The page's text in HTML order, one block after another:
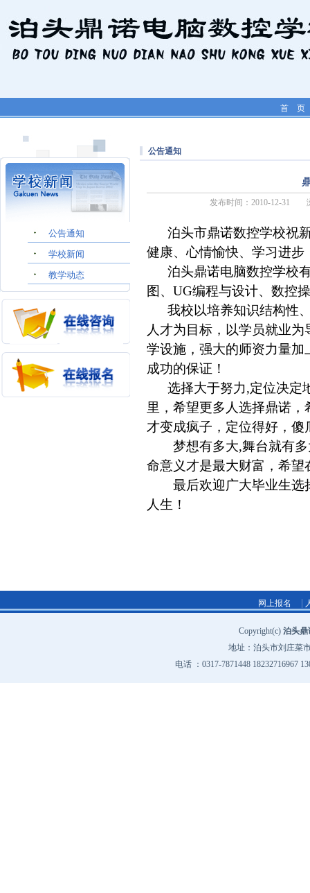
首 页
公告通知
学校新闻
教学动态
公告通知
发布时间：2010-12-31
泊头市鼎诺数控学校祝新
健康、心情愉快、学习进步
泊头鼎诺电脑数控学校有
图、UG编程与设计、数控
我校以培养知识结构性、
人才为目标，以学员就业
学设施，强大的师资力量
成功的保证！
选择大于努力,定位决定
里，希望更多人选择鼎诺
才变成疯子，定位得好，傻
梦想有多大,舞台就有多
命意义才是最大财富，希
最后欢迎广大毕业生选
人生！
网上报名
Copyright(c) 泊头鼎
地址：泊头市刘庄菜
电话 ：0317-7871448 18232716967